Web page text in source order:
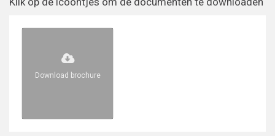
Download brochure